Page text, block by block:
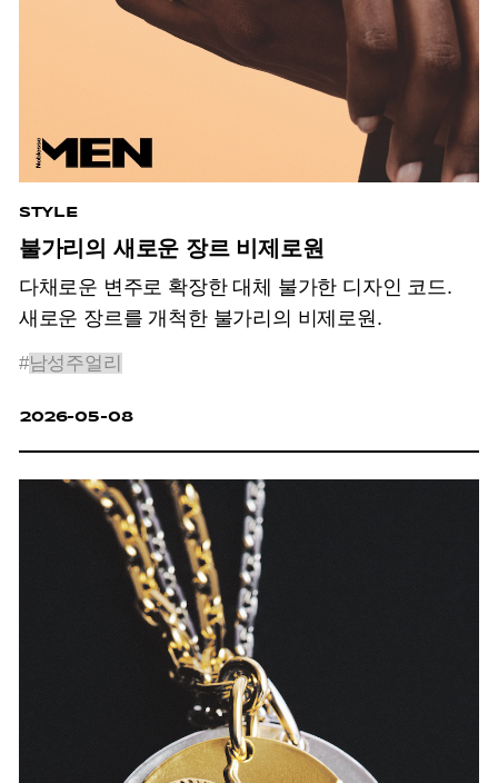
STYLE
불가리의 새로운 장르 비제로원
다채로운 변주로 확장한 대체 불가한 디자인 코드.
새로운 장르를 개척한 불가리의 비제로원.
#남성주얼리
2026-05-08